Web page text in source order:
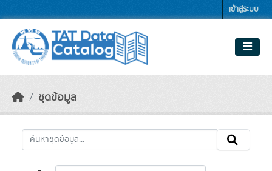
เข้าสู่ระบบ
ชุดข้อมูล